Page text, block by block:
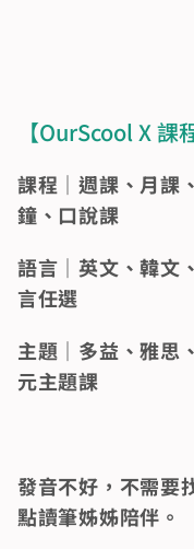
【OurScool X 課
課程｜週課、月課
鐘、口說課
語言｜英文、韓文
言任選
主題｜多益、雅思
元主題課
發音不好，不需
點讀筆姊姊陪伴。